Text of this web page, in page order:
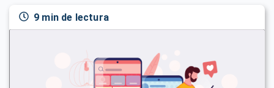
9 min de lectura